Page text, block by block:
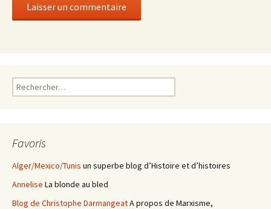
Rechercher :
Favoris
Alger/Mexico/Tunis un superbe blog d’Histoire et d’histoires
Annelise La blonde au bled
Blog de Christophe DarmangeatA propos de Marxisme,